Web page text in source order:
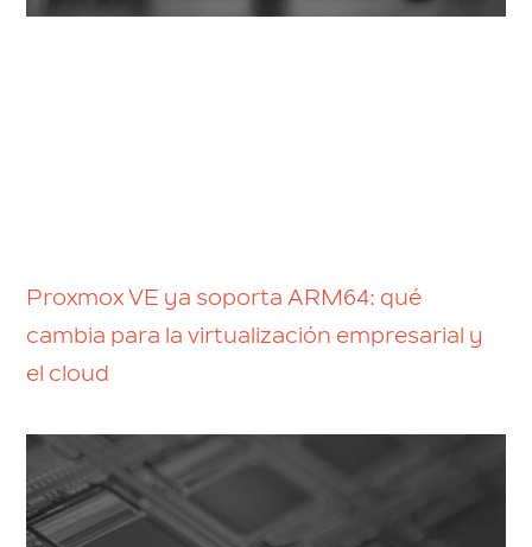
Proxmox VE ya soporta ARM64: qué
cambia para la virtualización empresarial y
el cloud